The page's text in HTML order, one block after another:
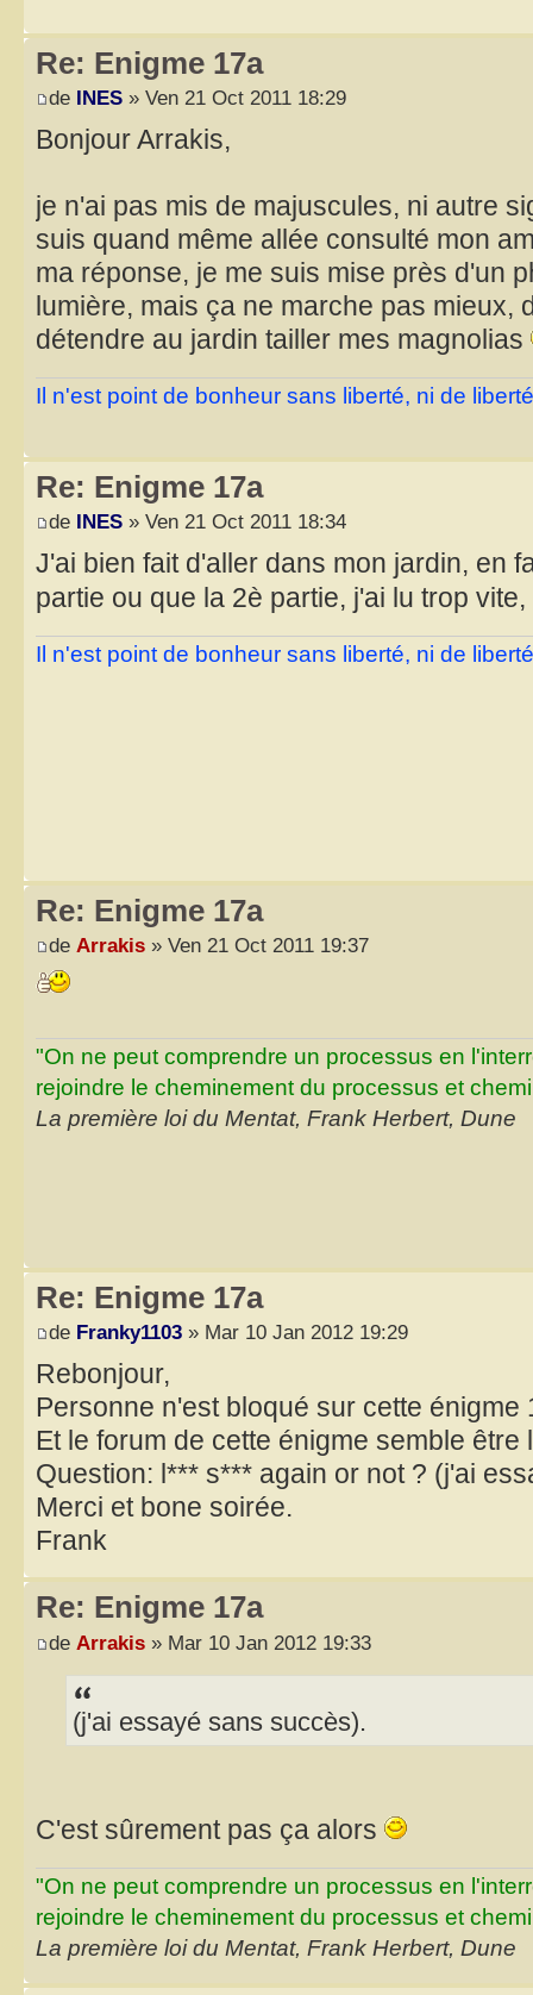
Re: Enigme 17a
de INES » Ven 21 Oct 2011 18:29
Bonjour Arrakis,
je n'ai pas mis de majuscules, ni autre
suis quand même allée consulté mon
ma réponse, je me suis mise près d'un
lumière, mais ça ne marche pas mieux,
détendre au jardin tailler mes magnolias
Il n'est point de bonheur sans liberté, ni de
Re: Enigme 17a
de INES » Ven 21 Oct 2011 18:34
J'ai bien fait d'aller dans mon jardin, en
partie ou que la 2è partie, j'ai lu trop vite,
Il n'est point de bonheur sans liberté, ni de
Re: Enigme 17a
de Arrakis » Ven 21 Oct 2011 19:37
"On ne peut comprendre un processus en
rejoindre le cheminement du processus et
La première loi du Mentat, Frank Herbert, Dune
Re: Enigme 17a
de Franky1103 » Mar 10 Jan 2012 19:29
Rebonjour,
Personne n'est bloqué sur cette énigme
Et le forum de cette énigme semble être
Question: l*** s*** again or not ? (j'ai
Merci et bone soirée.
Frank
Re: Enigme 17a
de Arrakis » Mar 10 Jan 2012 19:33
(j'ai essayé sans succès).
C'est sûrement pas ça alors
"On ne peut comprendre un processus en
rejoindre le cheminement du processus et
La première loi du Mentat, Frank Herbert, Dune